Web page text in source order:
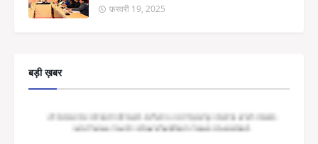
फ़रवरी 19, 2025
बड़ी ख़बर